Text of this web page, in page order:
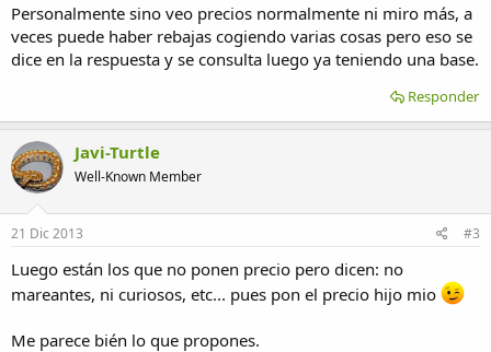
Personalmente sino veo precios normalmente ni miro más, a
veces puede haber rebajas cogiendo varias cosas pero eso se
dice en la respuesta y se consulta luego ya teniendo una base.
Responder
Javi-Turtle
Well-Known Member
21 Dic 2013 #3
Luego están los que no ponen precio pero dicen: no
mareantes, ni curiosos, etc... pues pon el precio hijo mio
Me parece bién lo que propones.